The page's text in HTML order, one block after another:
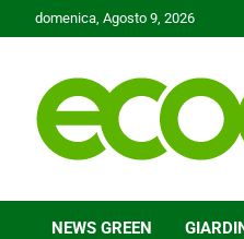
to
domenica, Agosto 9, 2026
Ecoo.it
NEWS GREEN